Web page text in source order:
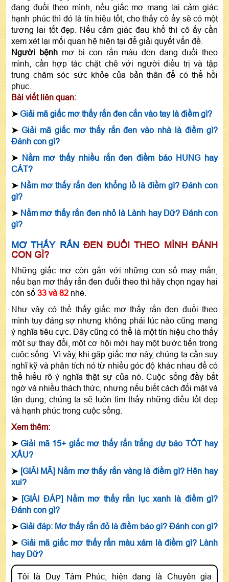
đang đuổi theo mình, nếu giấc mơ mang lại cảm giác
hạnh phúc thì đó là tín hiệu tốt, cho thấy cô ấy sẽ có một
tương lai tốt đẹp. Nếu cảm giác đau khổ thì cô ấy cần
xem xét lại mối quan hệ hiện tại để giải quyết vấn đề.
Người bệnhmơ bị con rắn màu đen đang đuổi theo
mình, cần hợp tác chặt chẽ với người điều trị và tập
trung chăm sóc sức khỏe của bản thân để có thể hồi
phục.
Bài viết liên quan:
➤Giải mã giấc mơ thấy rắn đen cắn vào tay là điềm gì?
➤ Giải mã giấc mơ thấy rắn đen vào nhà là điềm gì?
Đánh con gì?
➤ Nằm mơ thấy nhiều rắn đen điềm báo HUNG hay
CÁT?
➤ Nằm mơ thấy rắn đen khổng lồ là điềm gì? Đánh con
gì?
➤ Nằm mơ thấy rắn đen nhỏ là Lành hay Dữ? Đánh con
gì?
MƠ THẤY RẮN ĐEN ĐUỔI THEO MÌNH ĐÁNH
CON GÌ?
Những giấc mơ còn gắn với những con số may mắn,
nếu bạn mơ thấy rắn đen đuổi theo thì hãy chọn ngay hai
còn số 33 và 82 nhé.
Như vậy có thể thấy giấc mơ thấy rắn đen đuổi theo
mình tuy đáng sợ nhưng không phải lúc nào cũng mang
ý nghĩa tiêu cực. Đây cũng có thể là một tín hiệu cho thấy
một sự thay đổi, một cơ hội mới hay một bước tiến trong
cuộc sống. Vì vậy, khi gặp giấc mơ này, chúng ta cần suy
nghĩ kỹ và phân tích nó từ nhiều góc độ khác nhau để có
thể hiểu rõ ý nghĩa thật sự của nó. Cuộc sống đầy bất
ngờ và nhiều thách thức, nhưng nếu biết cách đối mặt và
tận dụng, chúng ta sẽ luôn tìm thấy những điều tốt đẹp
và hạnh phúc trong cuộc sống.
Xem thêm:
➤Giải mã 15+ giấc mơ thấy rắn trắng dự báo TỐT hay
XẤU?
➤ [GIẢI MÃ] Nằm mơ thấy rắn vàng là điềm gì? Hên hay
xui?
➤ [GIẢI ĐÁP] Nằm mơ thấy rắn lục xanh là điềm gì?
Đánh con gì?
➤Giải đáp: Mơ thấy rắn đỏ là điềm báo gì? Đánh con gì?
➤ Giải mã giấc mơ thấy rắn màu xám là điềm gì? Lành
hay Dữ?
Tôi là Duy Tâm Phúc, hiện đang là Chuyên gia